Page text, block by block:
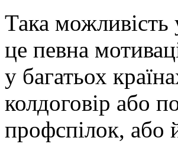
Така можливість
це певна
у багатьох
колдоговір або
профспілок, або